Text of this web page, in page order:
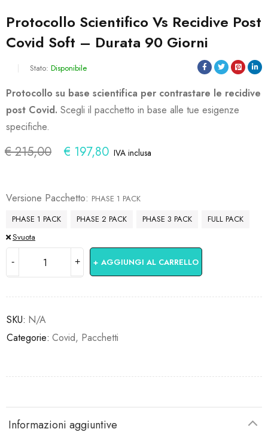
Protocollo Scientifico Vs Recidive Post
Covid Soft – Durata 90 Giorni
Stato: Disponibile
Protocollo su base scientifica per contrastare le recidive
post Covid. Scegli il pacchetto in base alle tue esigenze
specifiche.
€215,00 € 197,80 IVA inclusa
Versione Pacchetto
PHASE 1 PACK
PHASE 1 PACK
PHASE 2 PACK PHASE 3 PACK
FULL PACK
Svuota
AGGIUNGI AL CARRELLO
SKU: N/A
Categorie: Covid, Pacchetti
Informazioni aggiuntive